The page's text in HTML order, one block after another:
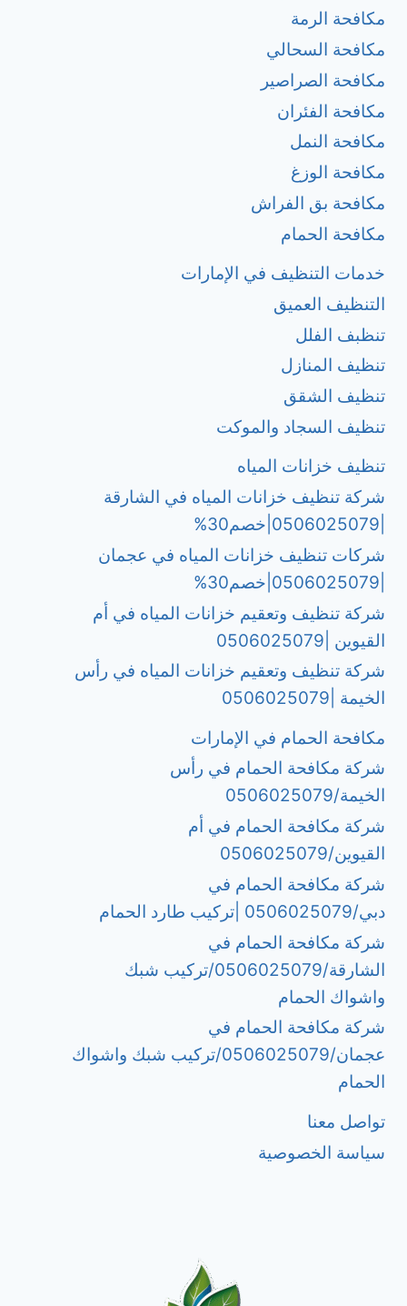
مكافحة الرمة
مكافحة السحالي
مكافحة الصراصير
مكافحة الفئران
مكافحة النمل
مكافحة الوزغ
مكافحة بق الفراش
مكافحة الحمام
خدمات التنظيف في الإمارات
التنظيف العميق
تنظبف الفلل
تنظيف المنازل
تنظيف الشقق
تنظيف السجاد والموكت
تنظيف خزانات المياه
شركة تنظيف خزانات المياه في الشارقة
شركات تنظيف خزانات المياه في عجمان
شركة تنظيف وتعقيم خزانات المياه في أم
القيوين |0506025079
شركة تنظيف وتعقيم خزانات المياه في رأس
الخيمة |0506025079
مكافحة الحمام في الإمارات
شركة مكافحة الحمام في رأس
الخيمة/0506025079
شركة مكافحة الحمام في أم
القيوين/0506025079
شركة مكافحة الحمام في
دبي/0506025079 |تركيب طارد الحمام
شركة مكافحة الحمام في
الشارقة/0506025079/تركيب شبك
واشواك الحمام
شركة مكافحة الحمام في
عجمان/0506025079/تركيب شبك واشواك
الحمام
تواصل معنا
سياسة الخصوصية